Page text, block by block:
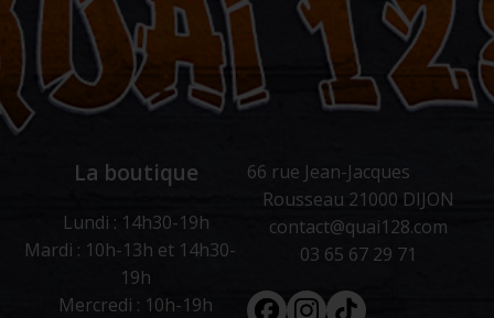
La boutique
Lundi : 14h30-19h
Mardi : 10h-13h et 14h30-
19h
Mercredi : 10h-19h
66 rue Jean-Jacques
Rousseau 21000 DIJON
contact@quai128.com
03 65 67 29 71
FacebookInstagram
Tiktok